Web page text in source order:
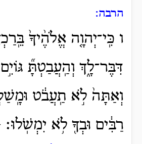
הרבה:
ו כִּֽי־יְהוָ֤ה אֱלֹהֶ֨יךָ֙
דִּבֶּר־לָ֑ךְ וְהַֽעֲבַטְתָּ֞
וְאַתָּה֙ לֹ֣א תַֽעֲבֹ֔ט
רַבִּ֔ים וּבְךָ֖ לֹ֥א